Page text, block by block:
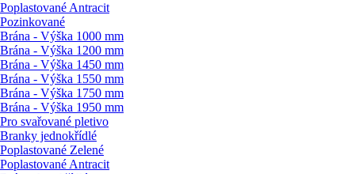
Poplastované Antracit
Pozinkované
Brána - Výška 1000 mm
Brána - Výška 1200 mm
Brána - Výška 1450 mm
Brána - Výška 1550 mm
Brána - Výška 1750 mm
Brána - Výška 1950 mm
Pro svařované pletivo
Branky jednokřídlé
Poplastované Zelené
Poplastované Antracit